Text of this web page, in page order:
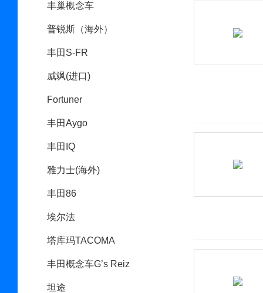
丰巢概念车
普锐斯（海外）
丰田S-FR
威飒(进口)
Fortuner
丰田Aygo
丰田IQ
雅力士(海外)
丰田86
埃尔法
塔库玛TACOMA
丰田概念车G’s Reiz
坦途